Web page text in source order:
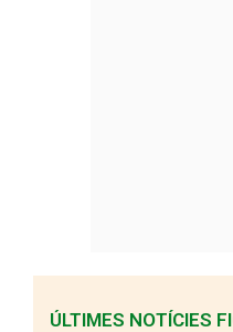
ÚLTIMES NOTÍCIES